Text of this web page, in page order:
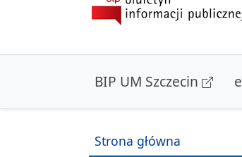
BIP UM Szczecin
Strona główna